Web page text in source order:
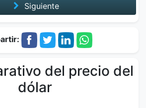
Siguiente
del precio del
dólar